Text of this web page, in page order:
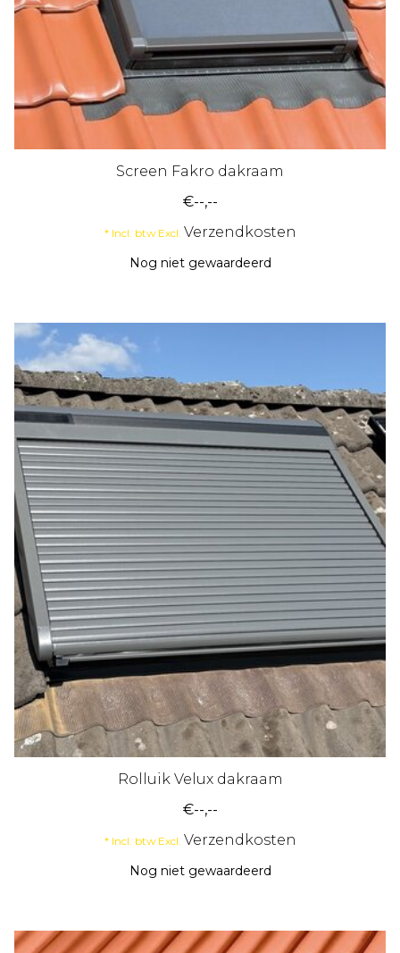
Screen Fakro dakraam
€--,--
* Incl. btw Excl. Verzendkosten
Nog niet gewaardeerd
Rolluik Velux dakraam
€--,--
* Incl. btw Excl. Verzendkosten
Nog niet gewaardeerd